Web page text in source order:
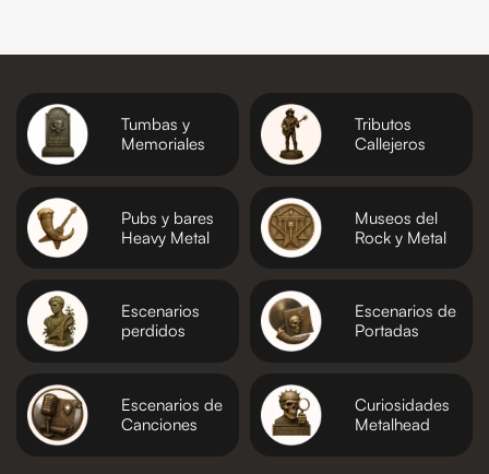
Tumbas y
Memoriales
Tributos
Callejeros
Pubs y bares
Heavy Metal
Museos del
Rock y Metal
Escenarios
perdidos
Escenarios de
Portadas
Escenarios de
Canciones
Curiosidades
Metalhead